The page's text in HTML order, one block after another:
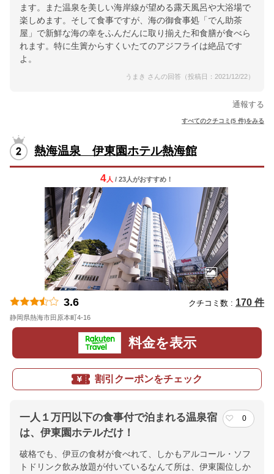
ます。また温泉を美しい海岸線が望める露天風呂や大浴場で
楽しめます。そして食事ですが、海の御食事処「でん助茶
屋」で新鮮な海の幸をふんだんに取り揃えた和食膳が食べら
れます。特に生簀からすくいたてのアジフライは絶品です
よ。
うまき さんの回答（投稿日：2021/12/22）
通報する
すべてのクチコミ(5 件)をみる
熱海温泉 伊東園ホテル熱海館
4人 / 23人がおすすめ！
3.6 クチコミ数 : 170 件
静岡県熱海市田原本町4-16
料金を表示
割引クーポンをチェック
一人１万円以下の食事付で泊まれる温泉宿
は、伊東園ホテルだけ！
0
破格でも、伊豆の食材が食べれて、しかもアルコール・ソフ
トドリンク飲み放題が付いているなんて所は、伊東園位しか